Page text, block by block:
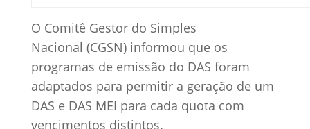
O Comitê Gestor do Simples
Nacional (CGSN) informou que os
programas de emissão do DAS foram
adaptados para permitir a geração de um
DAS e DAS MEI para cada quota com
vencimentos distintos.